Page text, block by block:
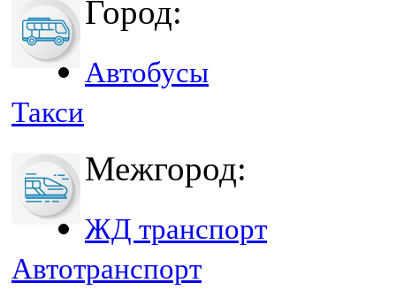
Город:
Автобусы
Такси
Межгород:
ЖД транспорт
Автотранспорт